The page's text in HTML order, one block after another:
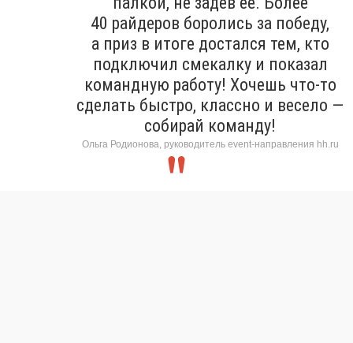
40 райдеров боролись за победу,
а приз в итоге достался тем, кто
подключил смекалку и показал
командную работу! Хочешь что-то
сделать быстро, классно и весело —
собирай команду!
Ольга Родионова, руководитель event-направления hh.ru